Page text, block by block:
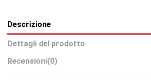
Descrizione
Dettagli del prodotto
Recensioni(0)